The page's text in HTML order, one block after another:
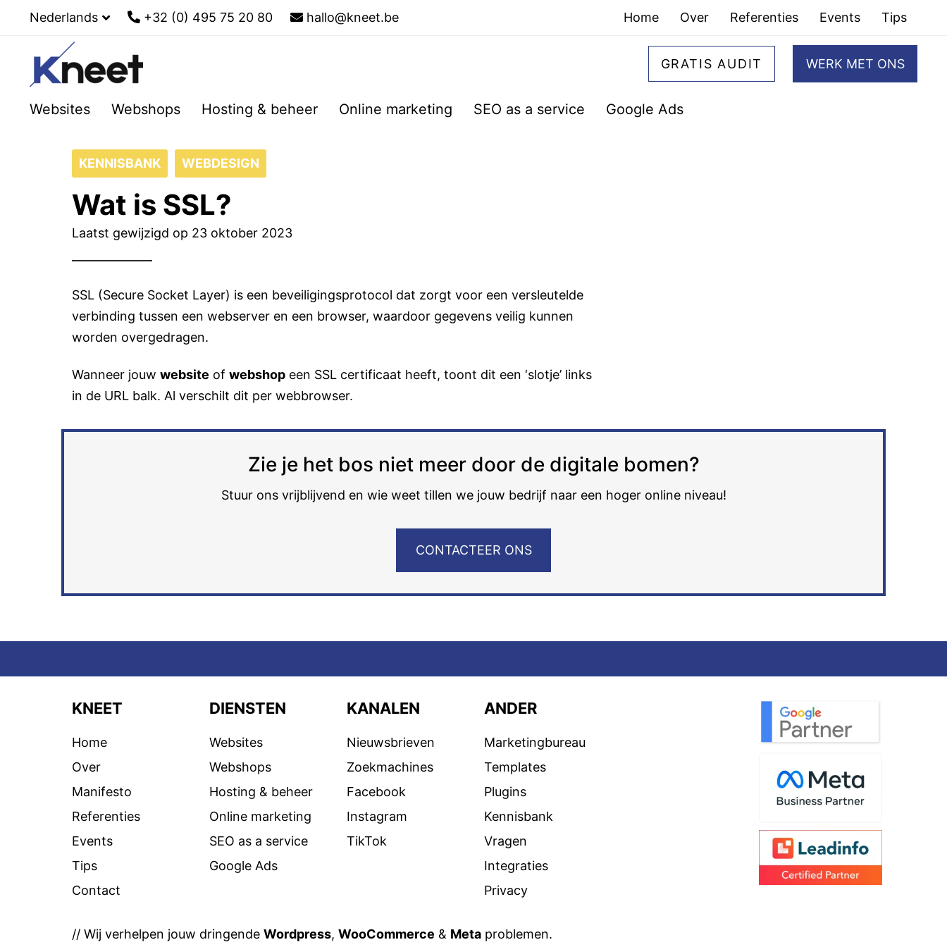
Nederlands +32 (0) 495 75 20 80 hallo@kneet.be Home Over Referenties Events Tips
GRATIS AUDIT WERK MET ONS
Websites Webshops Hosting & beheer Online marketing SEO as a service Google Ads
KENNISBANK WEBDESIGN
Wat is SSL?
Laatst gewijzigd op 23 oktober 2023
SSL (Secure Socket Layer) is een beveiligingsprotocol dat zorgt voor een versleutelde
verbinding tussen een webserver en een browser, waardoor gegevens veilig kunnen
worden overgedragen.
Wanneer jouw website of webshop een SSL certificaat heeft, toont dit een ‘slotje’ links
in de URL balk. Al verschilt dit per webbrowser.
Zie je het bos niet meer door de digitale bomen?
Stuur ons vrijblijvend en wie weet tillen we jouw bedrijf naar een hoger online niveau!
CONTACTEER ONS
KNEET
Home
Over
Manifesto
Referenties
Events
Tips
Contact
DIENSTEN
Websites
Webshops
Hosting & beheer
Online marketing
SEO as a service
Google Ads
KANALEN
Nieuwsbrieven
Zoekmachines
Facebook
Instagram
TikTok
ANDER
Marketingbureau
Templates
Plugins
Kennisbank
Vragen
Integraties
Privacy
// Wij verhelpen jouw dringende Wordpress, WooCommerce & Meta problemen.